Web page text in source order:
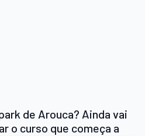
de Arouca? Ainda vai
o curso que começa a